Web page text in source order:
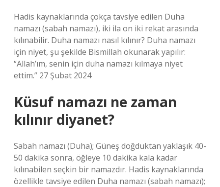
Hadis kaynaklarında çokça tavsiye edilen Duha
namazı (sabah namazı), iki ila on iki rekat arasında
kılınabilir. Duha namazı nasıl kılınır? Duha namazı
için niyet, şu şekilde Bismillah okunarak yapılır:
“Allah’ım, senin için duha namazı kılmaya niyet
ettim.” 27 Şubat 2024
Küsuf namazı ne zaman
kılınır diyanet?
Sabah namazı (Duha); Güneş doğduktan yaklaşık 40-
50 dakika sonra, öğleye 10 dakika kala kadar
kılınabilen seçkin bir namazdır. Hadis kaynaklarında
özellikle tavsiye edilen Duha namazı (sabah namazı);